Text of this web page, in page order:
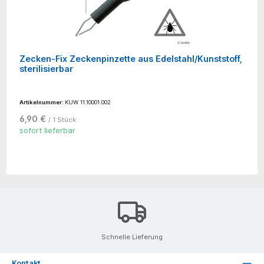
Zecken-Fix Zeckenpinzette aus Edelstahl/Kunststoff,
sterilisierbar
Artikelnummer: KUW 11.10001.002
6,90 € / 1 Stück
sofort lieferbar
Schnelle Lieferung